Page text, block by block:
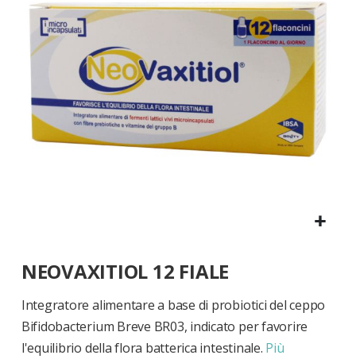
di
immagini
all'inizio
galleria
di
immagini
NEOVAXITIOL 12 FIALE
Integratore alimentare a base di probiotici del ceppo
Bifidobacterium Breve BR03, indicato per favorire
l'equilibrio della flora batterica intestinale. Più